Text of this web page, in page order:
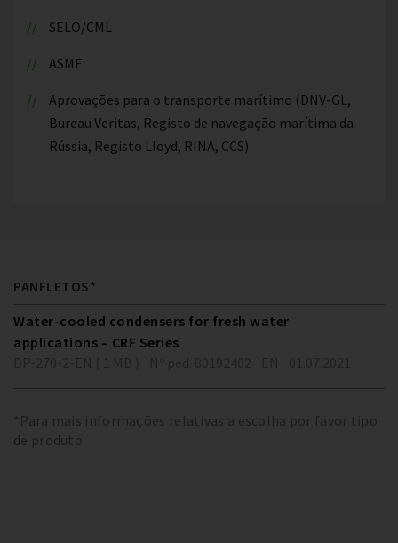
SELO/CML
ASME
Aprovações para o transporte marítimo (DNV-GL,
Bureau Veritas, Registo de navegação marítima da
Rússia, Registo Lloyd, RINA, CCS)
PANFLETOS*
Water-cooled condensers for fresh water
applications – CRF Series
*Para mais informações relativas a escolha por favor tipo
de produto